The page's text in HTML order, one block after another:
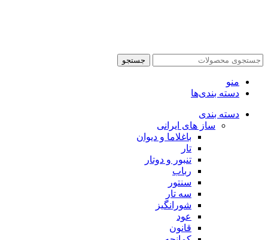
جستجو
منو
دسته بندی‌ها
دسته بندی
ساز های ایرانی
باغلاما و دیوان
تار
تنبور و دوتار
رباب
سنتور
سه تار
شورانگیز
عود
قانون